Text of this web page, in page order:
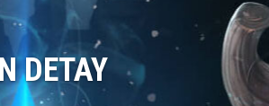
DETAY